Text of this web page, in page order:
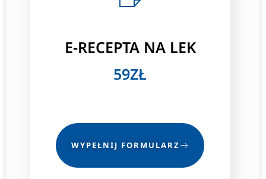
E-RECEPTA NA LEK
59ZŁ
WYPEŁNIJ FORMULARZ